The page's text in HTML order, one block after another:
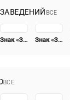
ВСЕ
Знак «За окончание военной академии им. Фрунзе (ВА им. Фрунзе)» Знак «За окончание военно-медицинской академии им. С. М. Кирова (ВМА им. С.М. Кирова)» [тип 2]
ВСЕ